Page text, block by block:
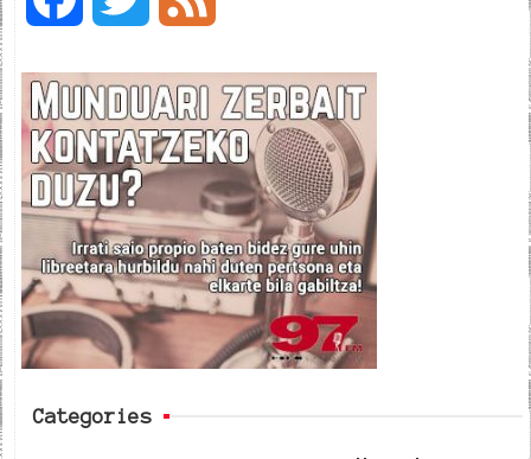
c
e
b
o
o
i
t
t
e
e
d
Categories